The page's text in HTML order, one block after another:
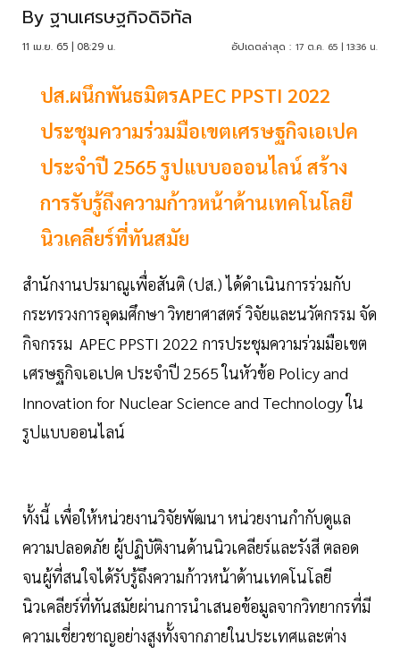
By ฐานเศรษฐกิจดิจิทัล
11 เม.ย. 65 | 08:29 น. อัปเดตล่าสุด : 17 ต.ค. 65 | 13:36 น.
ปส.ผนึกพันธมิตรAPEC PPSTI 2022
ประชุมความร่วมมือเขตเศรษฐกิจเอเปค
ประจำปี 2565 รูปแบบอออนไลน์ สร้าง
การรับรู้ถึงความก้าวหน้าด้านเทคโนโลยี
นิวเคลียร์ที่ทันสมัย
สำนักงานปรมาณูเพื่อสันติ (ปส.) ได้ดำเนินการร่วมกับ
กระทรวงการอุดมศึกษา วิทยาศาสตร์ วิจัยและนวัตกรรม จัด
กิจกรรม APEC PPSTI 2022 การประชุมความร่วมมือเขต
เศรษฐกิจเอเปค ประจำปี 2565 ในหัวข้อ Policy and
Innovation for Nuclear Science and Technology ใน
รูปแบบออนไลน์
ทั้งนี้ เพื่อให้หน่วยงานวิจัยพัฒนา หน่วยงานกำกับดูแล
ความปลอดภัย ผู้ปฏิบัติงานด้านนิวเคลียร์และรังสี ตลอด
จนผู้ที่สนใจได้รับรู้ถึงความก้าวหน้าด้านเทคโนโลยี
นิวเคลียร์ที่ทันสมัยผ่านการนำเสนอข้อมูลจากวิทยากรที่มี
ความเชี่ยวชาญอย่างสูงทั้งจากภายในประเทศและต่าง